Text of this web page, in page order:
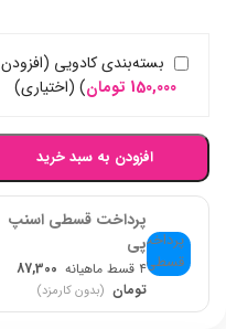
حاوی با روغن چیا، آمودایمتیکون و
لاکتیک اسید
بسته‌بندی کادویی (افزودن
150,000 تومان) (اختیاری)
افزودن به سبد خرید
پرداخت قسطی اسنپ
پی
۴ قسط ماهیانه
87,300
تومان (بدون کارمزد)